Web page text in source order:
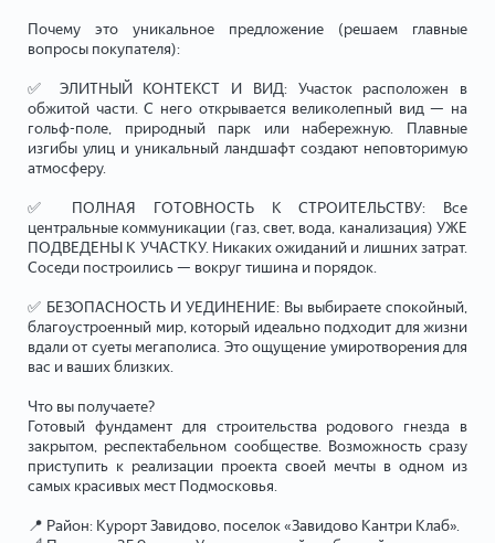
Почему это уникальное предложение (решаем главные
вопросы покупателя):
✅ ЭЛИТНЫЙ КОНТЕКСТ И ВИД: Участок расположен в
обжитой части. С него открывается великолепный вид — на
гольф-поле, природный парк или набережную. Плавные
изгибы улиц и уникальный ландшафт создают неповторимую
атмосферу.
✅ ПОЛНАЯ ГОТОВНОСТЬ К СТРОИТЕЛЬСТВУ: Все
центральные коммуникации (газ, свет, вода, канализация) УЖЕ
ПОДВЕДЕНЫ К УЧАСТКУ. Никаких ожиданий и лишних затрат.
Соседи построились — вокруг тишина и порядок.
✅ БЕЗОПАСНОСТЬ И УЕДИНЕНИЕ: Вы выбираете спокойный,
благоустроенный мир, который идеально подходит для жизни
вдали от суеты мегаполиса. Это ощущение умиротворения для
вас и ваших близких.
Что вы получаете?
Готовый фундамент для строительства родового гнезда в
закрытом, респектабельном сообществе. Возможность сразу
приступить к реализации проекта своей мечты в одном из
самых красивых мест Подмосковья.
📍 Район: Курорт Завидово, поселок «Завидово Кантри Клаб».